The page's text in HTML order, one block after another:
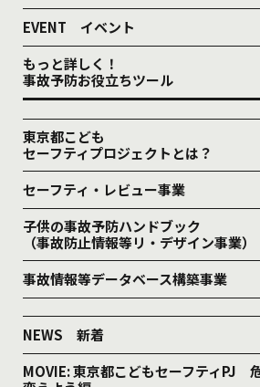
EVENT イベント
もっと詳しく！
事故予防お役立ちツール
東京都こども
セーフティプロジェクトとは？
セーフティ・レビュー事業
子供の事故予防ハンドブック
（事故防止情報等リ・デザイン事業）
事故情報等データベース構築事業
NEWS 新着
MOVIE: 東京都こどもセーフティPJ